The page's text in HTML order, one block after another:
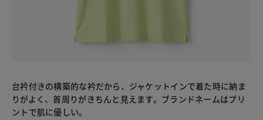
台衿付きの構築的な衿だから、ジャケットインで着た時に納ま
りがよく、首周りがきちんと見えます。ブランドネームはプリ
ントで肌に優しい。